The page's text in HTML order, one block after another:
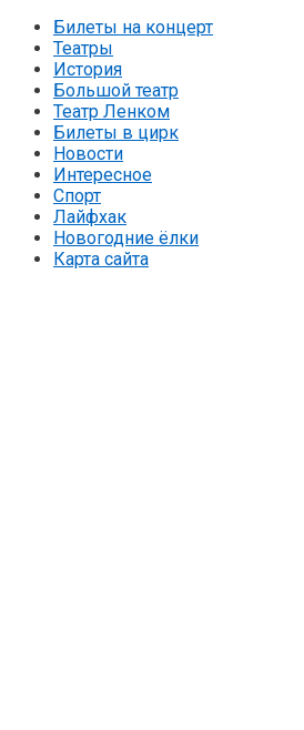
Билеты на концерт
Театры
История
Большой театр
Театр Ленком
Билеты в цирк
Новости
Интересное
Спорт
Лайфхак
Новогодние ёлки
Карта сайта